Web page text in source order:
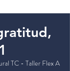
TC - Taller Flex A